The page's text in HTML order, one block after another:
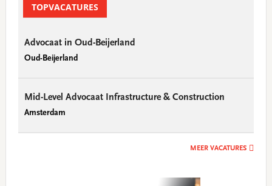
TOPVACATURES
Advocaat in Oud-Beijerland
Oud-Beijerland
Mid-Level Advocaat Infrastructure & Construction
Amsterdam
MEER VACATURES